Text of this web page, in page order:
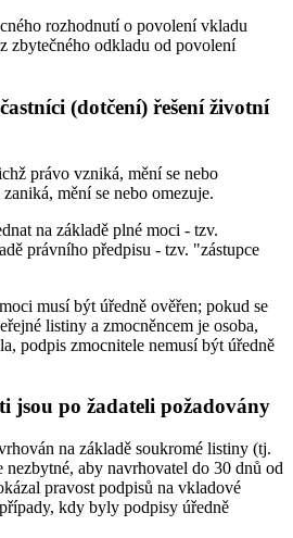
rozhodnutí o povolení vkladu
zbytečného odkladu od povolení
(dotčení) řešení životní
právo vzniká, mění se nebo
mění se nebo omezuje.
na základě plné moci - tzv.
právního předpisu - tzv. "zástupce
musí být úředně ověřen; pokud se
listiny a zmocněncem je osoba,
podpis zmocnitele nemusí být úředně
jsou po žadateli požadovány
na základě soukromé listiny (tj.
aby navrhovatel do 30 dnů od
pravost podpisů na vkladové
kdy byly podpisy úředně